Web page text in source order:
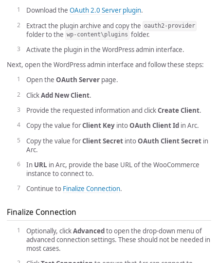
Download the OAuth 2.0 Server plugin.
Extract the plugin archive and copy the oauth2-provider
folder to the wp-content\plugins folder.
Activate the plugin in the WordPress admin interface.
Next, open the WordPress admin interface and follow these steps:
Open the OAuth Server page.
ClickAdd New Client.
Provide the requested information and clickCreate Client.
Copy the value forClient Key intoOAuth Client Id in Arc.
Copy the value forClient Secret intoOAuth Client Secret in
Arc.
In URL in Arc, provide the base URL of the WooCommerce
instance to connect to.
Continue to Finalize Connection.
Finalize Connection
Optionally, clickAdvancedto open the drop-down menu of
advanced connection settings. These should not be needed in
most cases.